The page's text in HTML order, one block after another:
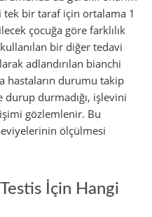
bir taraf için ortalama 1
çocuğa göre farklılık
bir diğer tedavi
adlandırılan bianchi
hastaların durumu takip
durmadığı, işlevini
gözlemlenir. Bu
ölçülmesi
İçin Hangi